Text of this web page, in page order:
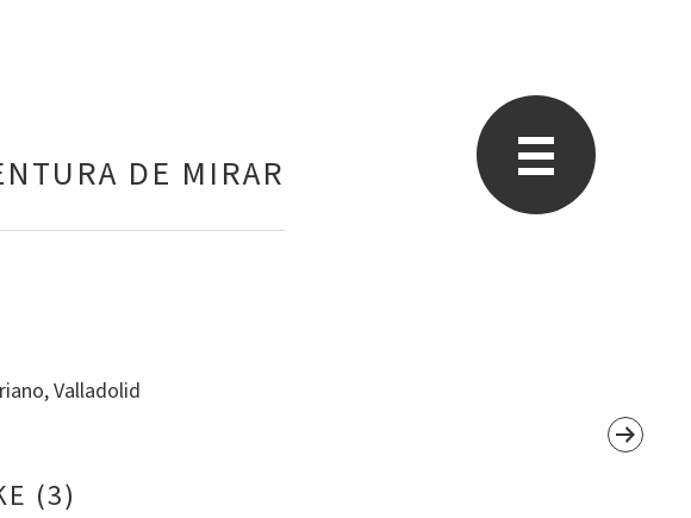
DE MIRAR
Valladolid
(3)